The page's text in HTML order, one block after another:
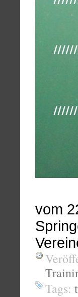
vom
Tags: